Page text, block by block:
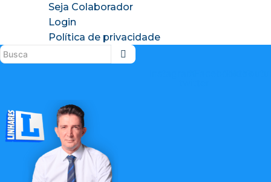
Seja Colaborador
Login
Política de privacidade